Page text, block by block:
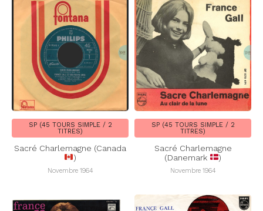
SP (45 TOURS SIMPLE / 2
TITRES)
Sacré Charlemagne (Canada
)
Novembre 1964
SP (45 TOURS SIMPLE / 2
TITRES)
Sacré Charlemagne
(Danemark
)
Novembre 1964